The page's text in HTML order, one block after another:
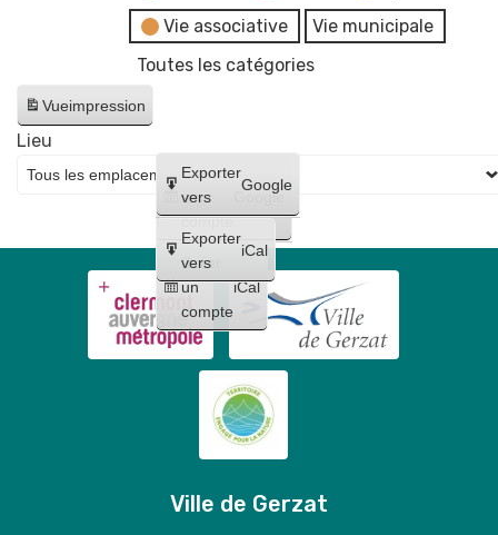
Vie associative
Vie municipale
Toutes les catégories
Vueimpression
Créer
un
compte
Google
Créer
un
compte
iCal
Exporter
vers
Google
Exporter
vers
iCal
Lieu
Ville de Gerzat